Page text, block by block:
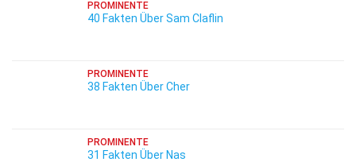
PROMINENTE
40 Fakten Über Sam Claflin
PROMINENTE
38 Fakten Über Cher
PROMINENTE
31 Fakten Über Nas